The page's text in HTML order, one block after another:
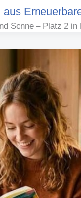
Sonne – Platz 2